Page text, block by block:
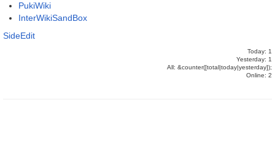
PukiWiki
InterWikiSandBox
SideEdit
Today: 1
Yesterday: 1
All: &counter([total|today|yesterday]);
Online: 2